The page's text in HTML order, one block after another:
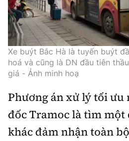
Xe buýt Bắc Hà là tuyến buýt
hoá và cũng là DN đầu tiên
giá - Ảnh minh hoạ
Phương án xử lý tối ưu
đốc Tramoc là tìm một
khác đảm nhận toàn